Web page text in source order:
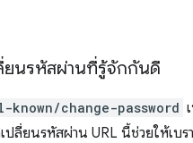
ยนรหัสผ่านที่รู้จักกันดี
change-password
ลี่ยนรหัสผ่าน URL นี้ช่วยให้เบร